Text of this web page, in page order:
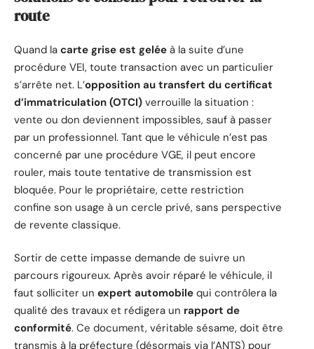
route
Quand la carte grise est gelée à la suite d’une
procédure VEI, toute transaction avec un particulier
s’arrête net. L’opposition au transfert du certificat
d’immatriculation (OTCI) verrouille la situation :
vente ou don deviennent impossibles, sauf à passer
par un professionnel. Tant que le véhicule n’est pas
concerné par une procédure VGE, il peut encore
rouler, mais toute tentative de transmission est
bloquée. Pour le propriétaire, cette restriction
confine son usage à un cercle privé, sans perspective
de revente classique.
Sortir de cette impasse demande de suivre un
parcours rigoureux. Après avoir réparé le véhicule, il
faut solliciter un expert automobile qui contrôlera la
qualité des travaux et rédigera un rapport de
conformité. Ce document, véritable sésame, doit être
transmis à la préfecture (désormais via l’ANTS) pour